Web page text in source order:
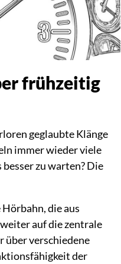
frühzeitig
geglaubte Klänge
immer wieder viele
zu warten? Die
die aus
auf die zentrale
über verschiedene
der